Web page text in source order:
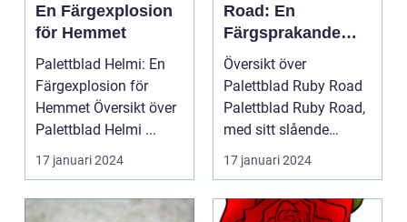
En Färgexplosion
för Hemmet
Palettblad Helmi: En
Färgexplosion för
Hemmet Översikt över
Palettblad Helmi ...
17 januari 2024
Road: En
Färgsprakande
Favorit för Hem
Översikt över
Palettblad Ruby Road
Palettblad Ruby Road,
med sitt slående
utseende och
färgsprakan...
17 januari 2024